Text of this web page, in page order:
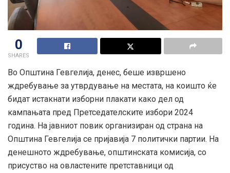
0
SHARES
Во Општина Гевгелија, денес, беше извршено
ждребување за утврдување на местата, на коишто ќе
бидат истакнати изборни плакати како дел од
кампањата пред Претседателските избори 2024
година. На јавниот повик организиран од страна на
Општина Гевгелија се пријавија 7 политички партии. На
денешното ждребување, општинската комисија, со
присуство на овластените претставници од